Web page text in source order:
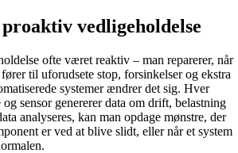
vedligeholdelse
ofte været reaktiv – man reparerer, når
til uforudsete stop, forsinkelser og ekstra
systemer ændrer det sig. Hver
sensor genererer data om drift, belastning
analyseres, kan man opdage mønstre, der
er ved at blive slidt, eller når et system